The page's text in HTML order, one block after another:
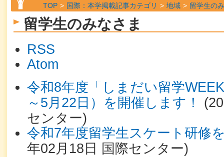
TOP 国際：本学掲載記事カテゴリ 地域 留学生の
留学生のみなさま
RSS
Atom
令和8年度「しまだい留学
～5月22日）を開催します！
(
センター)
令和7年度留学生スケート研修
年02月18日 国際センター)